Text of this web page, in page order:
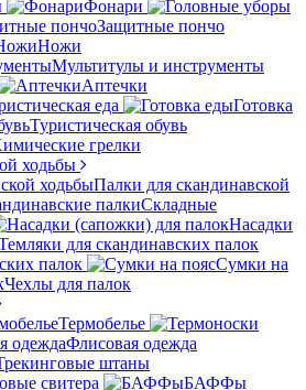
Фонари
Защитные пончо
Ножи
Мультитулы и инструменты
Аптечки
еда
Готовка
Туристическая обувь
грелки
ходьбы
Палки для скандинавской
Складные
Насадки
палок
Сумки на
Чехлы для палок
Термобелье
Флисовая одежда
штаны
свитера
БАФФы